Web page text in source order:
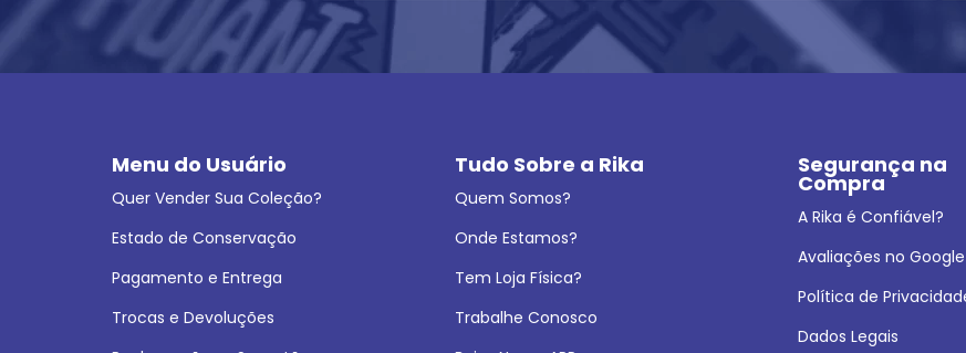
Menu do Usuário
Quer Vender Sua Coleção?
Estado de Conservação
Pagamento e Entrega
Trocas e Devoluções
Tudo Sobre a Rika
Quem Somos?
Onde Estamos?
Tem Loja Física?
Trabalhe Conosco
Segurança na
Compra
A Rika é Confiável?
Avaliações no Google
Política de
Dados Legais